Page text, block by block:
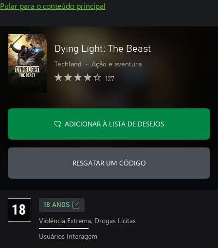
Pular para o conteúdo principal
Dying Light: The Beast
Techland • Ação e aventura
127
ADICIONAR À LISTA DE DESEJOS
RESGATAR UM CÓDIGO
18 ANOS
Violência Extrema, Drogas Lícitas
Usuários Interagem